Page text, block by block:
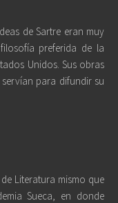
de Sartre eran muy
preferida de la
Unidos. Sus obras
para difundir su
Literatura mismo que
Sueca, en donde